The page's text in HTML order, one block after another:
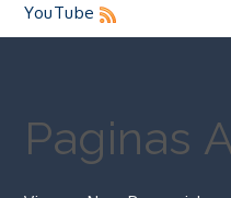
YouTube
Paginas